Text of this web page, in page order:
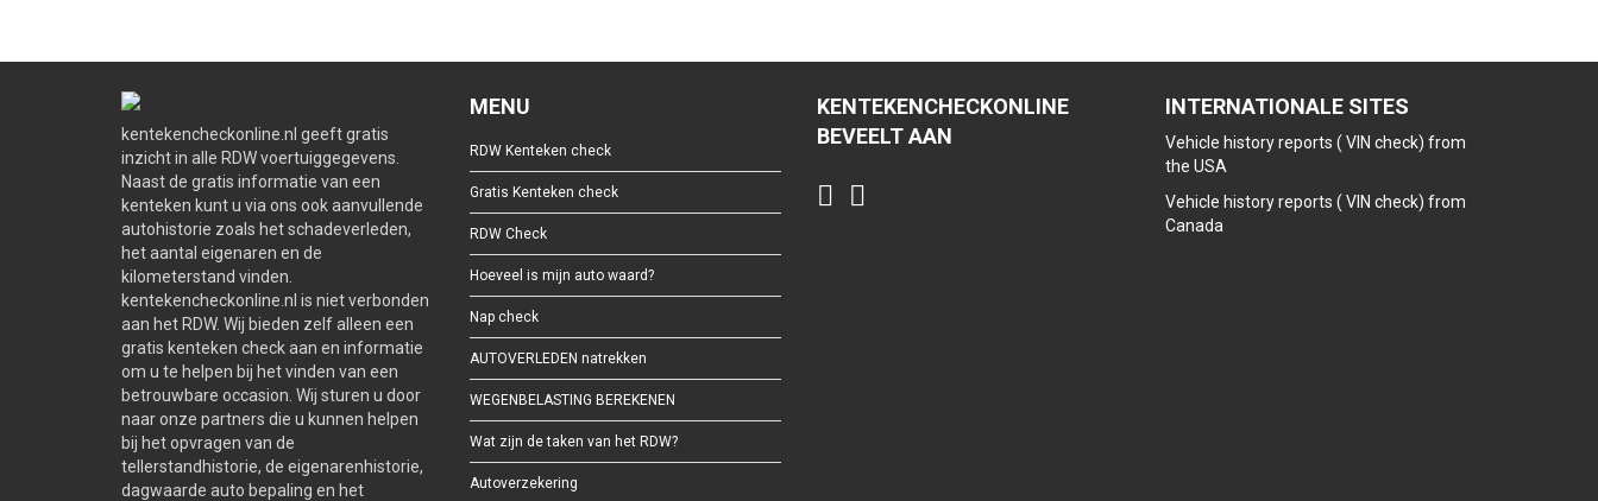
kentekencheckonline.nl geeft gratis
inzicht in alle RDW voertuiggegevens.
Naast de gratis informatie van een
kenteken kunt u via ons ook aanvullende
autohistorie zoals het schadeverleden,
het aantal eigenaren en de
kilometerstand vinden.
kentekencheckonline.nl is niet verbonden
aan het RDW. Wij bieden zelf alleen een
gratis kenteken check aan en informatie
om u te helpen bij het vinden van een
betrouwbare occasion. Wij sturen u door
naar onze partners die u kunnen helpen
bij het opvragen van de
tellerstandhistorie, de eigenarenhistorie,
dagwaarde auto bepaling en het
MENU
RDW Kenteken check
Gratis Kenteken check
RDW Check
Hoeveel is mijn auto waard?
Nap check
AUTOVERLEDEN natrekken
WEGENBELASTING BEREKENEN
Wat zijn de taken van het RDW?
Autoverzekering
KENTEKENCHECKONLINE
BEVEELT AAN
INTERNATIONALE SITES
Vehicle history reports ( VIN check) from
the USA
Vehicle history reports ( VIN check) from
Canada